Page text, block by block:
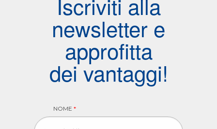
newsletter e
approfitta
dei vantaggi!
NOME *